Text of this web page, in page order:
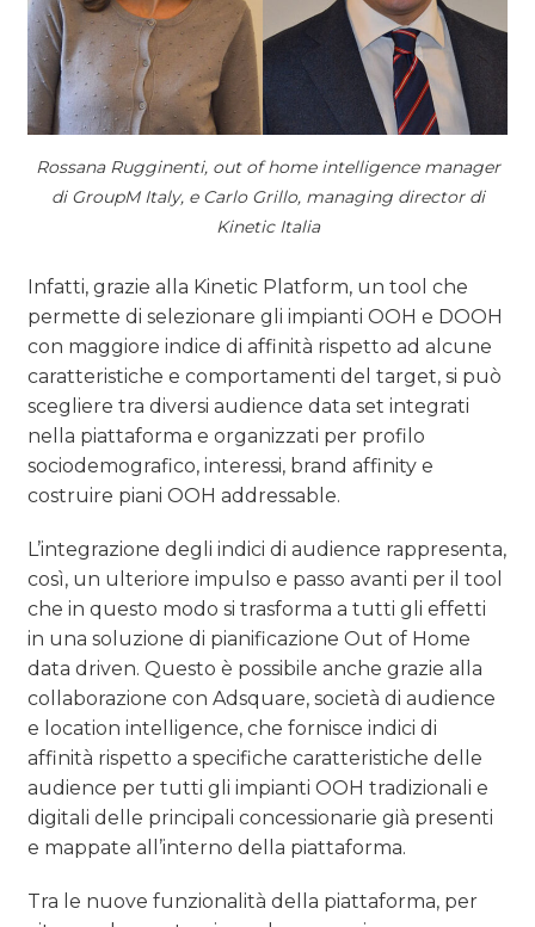
Rossana Rugginenti, out of home intelligence manager
di GroupM Italy, e Carlo Grillo, managing director di
Kinetic Italia
Infatti, grazie alla Kinetic Platform, un tool che
permette di selezionare gli impianti OOH e DOOH
con maggiore indice di affinità rispetto ad alcune
caratteristiche e comportamenti del target, si può
scegliere tra diversi audience data set integrati
nella piattaforma e organizzati per profilo
sociodemografico, interessi, brand affinity e
costruire piani OOH addressable.
L’integrazione degli indici di audience rappresenta,
così, un ulteriore impulso e passo avanti per il tool
che in questo modo si trasforma a tutti gli effetti
in una soluzione di pianificazione Out of Home
data driven. Questo è possibile anche grazie alla
collaborazione con Adsquare, società di audience
e location intelligence, che fornisce indici di
affinità rispetto a specifiche caratteristiche delle
audience per tutti gli impianti OOH tradizionali e
digitali delle principali concessionarie già presenti
e mappate all’interno della piattaforma.
Tra le nuove funzionalità della piattaforma, per